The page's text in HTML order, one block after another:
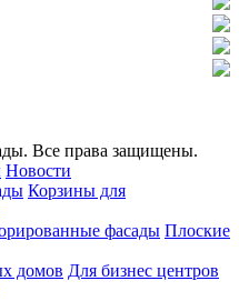
Все права защищены.
Новости
Корзины для
фасады Плоские
домов Для бизнес центров